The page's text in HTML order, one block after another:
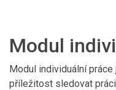
Modul
Modul individuální
příležitost sledovat